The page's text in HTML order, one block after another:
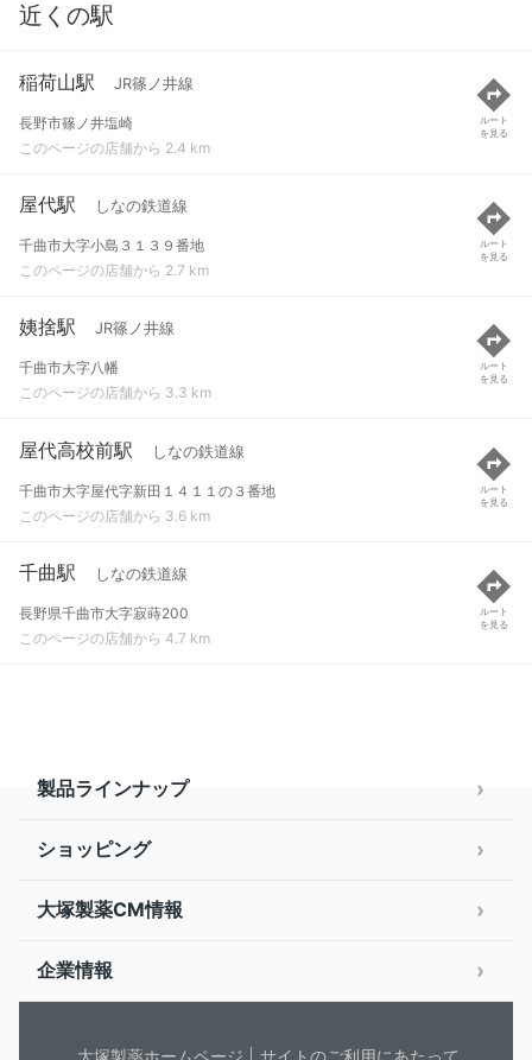
近くの駅
稲荷山駅 JR篠ノ井線
長野市篠ノ井塩崎
このページの店舗から 2.4 km
ルート
を見る
屋代駅 しなの鉄道線
千曲市大字小島３１３９番地
このページの店舗から 2.7 km
ルート
を見る
姨捨駅 JR篠ノ井線
千曲市大字八幡
このページの店舗から 3.3 km
ルート
を見る
屋代高校前駅 しなの鉄道線
千曲市大字屋代字新田１４１１の３番地
このページの店舗から 3.6 km
ルート
を見る
千曲駅 しなの鉄道線
長野県千曲市大字寂蒔200
このページの店舗から 4.7 km
ルート
を見る
製品ラインナップ
ショッピング
大塚製薬CM情報
企業情報